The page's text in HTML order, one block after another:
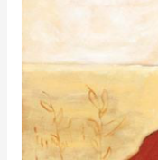
Eitv